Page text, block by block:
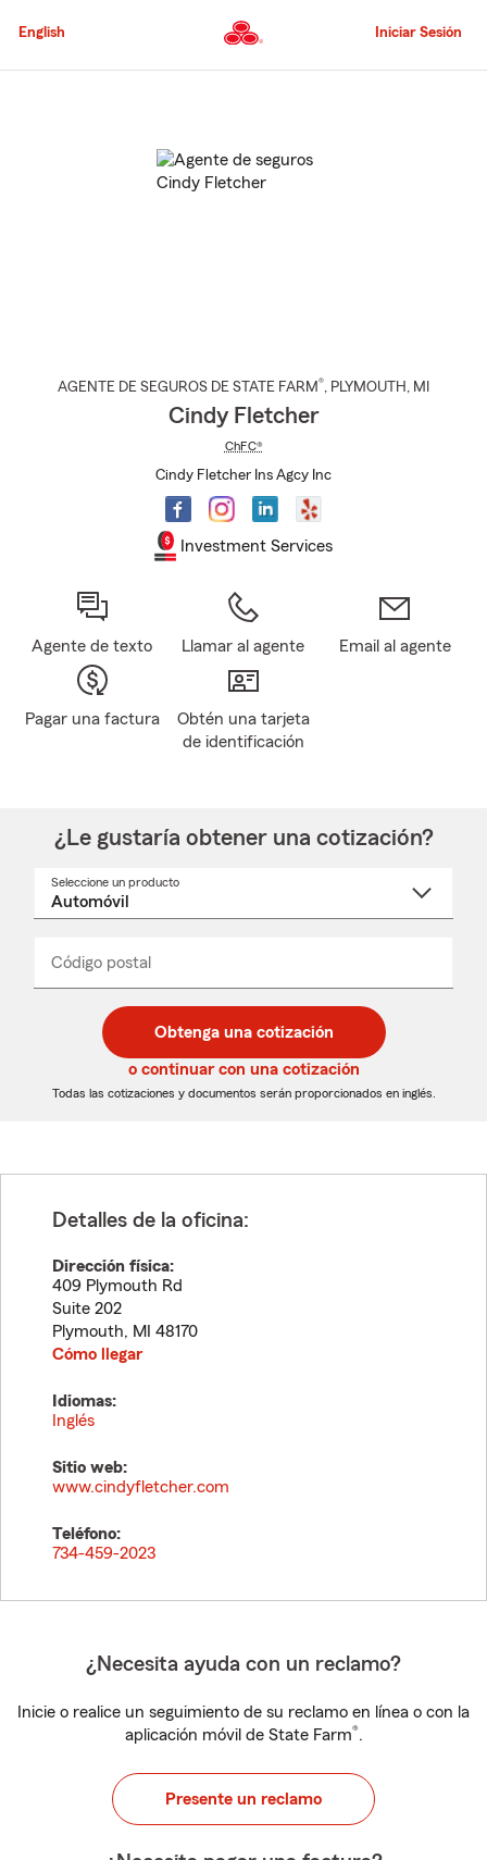
al
principal
English Iniciar Sesión
AGENTE DE SEGUROS DE STATE FARM®, PLYMOUTH , MI
Cindy Fletcher
ChFC®
Cindy Fletcher Ins Agcy Inc
Investment Services
Agente de texto Llamar al agente Email al agente
Pagar una factura
Obtén una tarjeta
de identificación
¿Le gustaría obtener una cotización?
Seleccione un producto
desplegable
Código postal
de
5
dígitos
de
5
dígitos
_____
Obtenga una cotización
o continuar con una cotización
Todas las cotizaciones y documentos serán proporcionados en inglés.
Detalles de la oficina:
Dirección física:
409 Plymouth Rd
Suite 202
Plymouth, MI
48170
Cómo llegar
Idiomas:
Inglés
Sitio web:
www.cindyfletcher.com
Teléfono:
734-459-2023
¿Necesita ayuda con un reclamo?
Inicie o realice un seguimiento de su reclamo en línea o con la
aplicación móvil de State Farm®.
Presente un reclamo